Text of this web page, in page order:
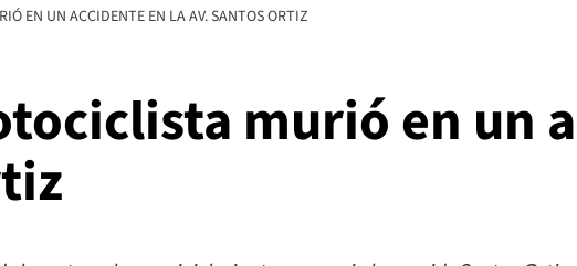
EN UN ACCIDENTE EN LA AV. SANTOS ORTIZ
murió en un